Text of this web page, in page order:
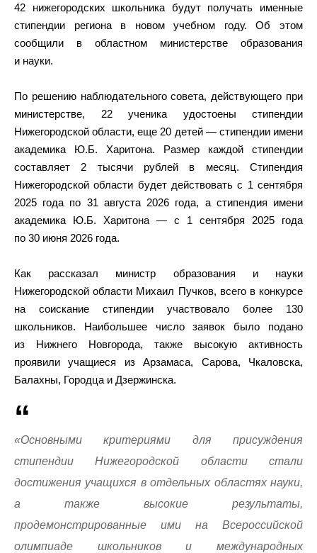
42 нижегородских школьника будут получать именные
стипендии региона в новом учебном году. Об этом
сообщили в областном министерстве образования
и науки.
По решению наблюдательного совета, действующего при
министерстве, 22 ученика удостоены стипендии
Нижегородской области, еще 20 детей — стипендии имени
академика Ю.Б. Харитона. Размер каждой стипендии
составляет 2 тысячи рублей в месяц. Стипендия
Нижегородской области будет действовать с 1 сентября
2025 года по 31 августа 2026 года, а стипендия имени
академика Ю.Б. Харитона — с 1 сентября 2025 года
по 30 июня 2026 года.
Как рассказал министр образования и науки
Нижегородской области Михаил Пучков, всего в конкурсе
на соискание стипендии участвовало более 130
школьников. Наибольшее число заявок было подано
из Нижнего Новгорода, также высокую активность
проявили учащиеся из Арзамаса, Сарова, Чкаловска,
Балахны, Городца и Дзержинска.
«Основными критериями для присуждения
стипендии Нижегородской области стали
достижения учащихся в отдельных областях науки,
а также высокие результаты,
продемонстрированные ими на Всероссийской
олимпиаде школьников и международных